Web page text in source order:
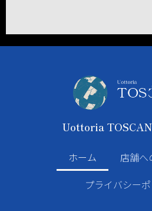
Uottoria
ホーム
店舗へ
プライバシー